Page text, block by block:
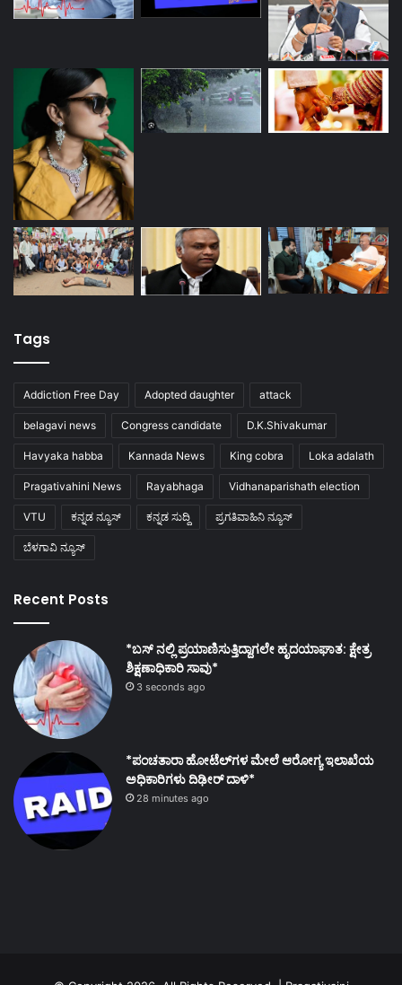
Tags
Addiction Free Day Adopted daughter attack
belagavi news Congress candidate D.K.Shivakumar
Havyaka habba Kannada News King cobra Loka adalath
Pragativahini News Rayabhaga Vidhanaparishath election
VTU ಕನ್ನಡ ನ್ಯೂಸ್ ಕನ್ನಡ ಸುದ್ದಿ ಪ್ರಗತಿವಾಹಿನಿ ನ್ಯೂಸ್
ಬೆಳಗಾವಿ ನ್ಯೂಸ್
Recent Posts
*ಬಸ್ ನಲ್ಲಿ ಪ್ರಯಾಣಿಸುತ್ತಿದ್ದಾಗಲೇ ಹೃದಯಾಘಾತ: ಕ್ಷೇತ್ರ
ಶಿಕ್ಷಣಾಧಿಕಾರಿ ಸಾವು*
3 seconds ago
*ಪಂಚತಾರಾ ಹೋಟೆಲ್‌ಗಳ ಮೇಲೆ ಆರೋಗ್ಯ ಇಲಾಖೆಯ
ಅಧಿಕಾರಿಗಳು ದಿಢೀರ್ ದಾಳಿ*
28 minutes ago